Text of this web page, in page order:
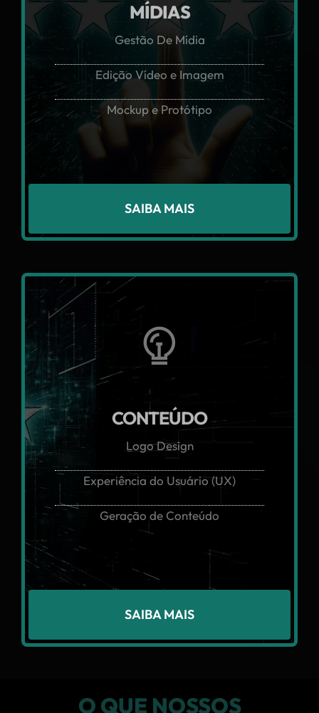
MÍDIAS
Gestão De Mídia
Edição Vídeo e Imagem
Mockup e Protótipo
SAIBA MAIS
CONTEÚDO
Logo Design
Experiência do Usuário (UX)
Geração de Conteúdo
SAIBA MAIS
O QUE NOSSOS